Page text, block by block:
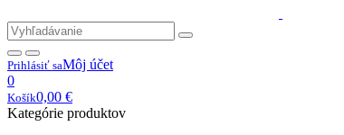
Prihlásiť saMôj účet
0
Košík0,00 €
Kategórie produktov